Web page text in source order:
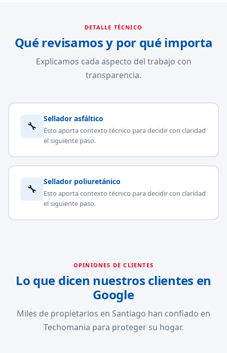
DETALLE TÉCNICO
Qué revisamos y por qué importa
Explicamos cada aspecto del trabajo con
transparencia.
🔧
Sellador asfáltico
Esto aporta contexto técnico para decidir con claridad
el siguiente paso.
🔧
Sellador poliuretánico
Esto aporta contexto técnico para decidir con claridad
el siguiente paso.
OPINIONES DE CLIENTES
Lo que dicen nuestros clientes en
Google
Miles de propietarios en Santiago han confiado en
Techomania para proteger su hogar.